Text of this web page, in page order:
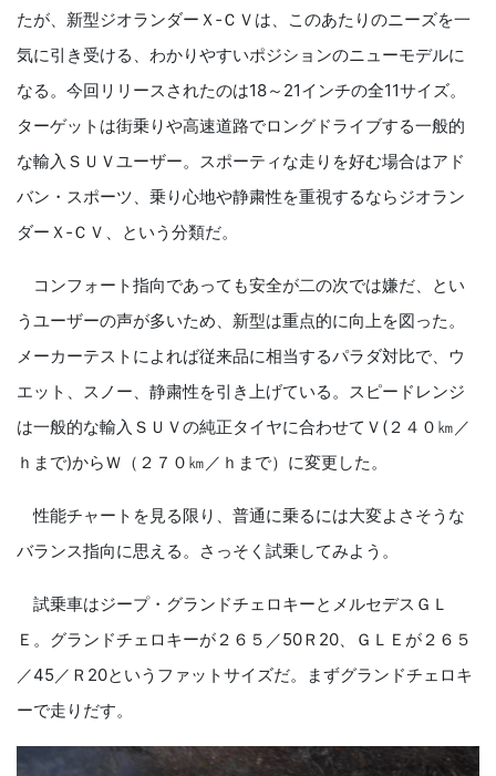
たが、新型ジオランダーＸ‐ＣＶは、このあたりのニーズを一
気に引き受ける、わかりやすいポジションのニューモデルに
なる。今回リリースされたのは18～ 21インチの全11サイズ。
ターゲットは街乗りや高速道路でロングドライブする一般的
な輸入ＳＵＶユーザー。スポーティな走りを好む場合はアド
バン・スポーツ、乗り心地や静粛性を重視するならジオラン
ダーＸ‐ＣＶ、という分類だ。
コンフォート指向であっても安全が二の次では嫌だ、とい
うユーザーの声が多いため、新型は重点的に向上を図った。
メーカーテストによれば従来品に相当するパラダ対比で、ウ
エット、スノー、静粛性を引き上げている。スピードレンジ
は一般的な輸入ＳＵＶの純正タイヤに合わせてＶ (２４０㎞／
ｈまで)からＷ（２７０㎞／ｈまで）に変更した。
性能チャートを見る限り、普通に乗るには大変よさそうな
バランス指向に思える。さっそく試乗してみよう。
試乗車はジープ・グランドチェロキーとメルセデスＧＬ
Ｅ。グランドチェロキーが２６５／50Ｒ 20、ＧＬＥが２６５
／45／Ｒ 20というファットサイズだ。まずグランドチェロキ
ーで走りだす。